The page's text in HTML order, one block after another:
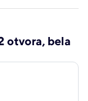
otvora, bela